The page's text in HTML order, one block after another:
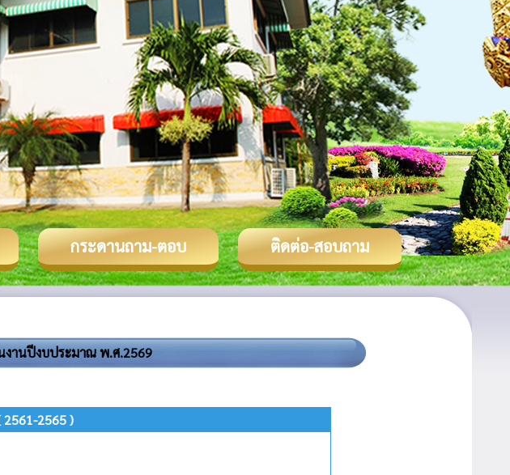
กระดานถาม-ตอบ ติดต่อ-สอบถาม
งานปีงบประมาณ พ.ศ.2569
2565 )